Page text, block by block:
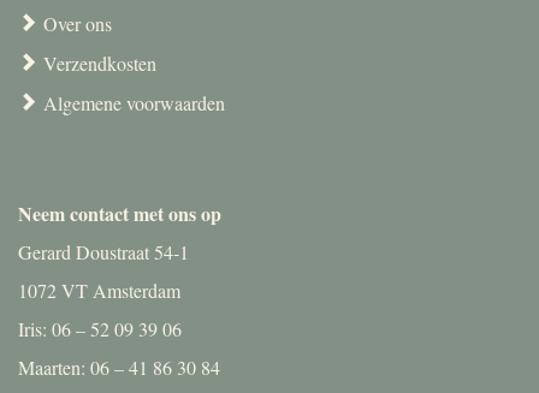
Over ons
Verzendkosten
Algemene voorwaarden
Neem contact met ons op
Gerard Doustraat 54-1
1072 VT Amsterdam
Iris: 06 – 52 09 39 06
Maarten: 06 – 41 86 30 84